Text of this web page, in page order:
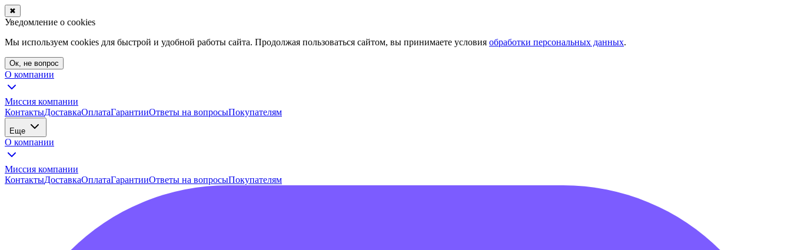
✖
Уведомление о cookies
Мы используем cookies для быстрой и удобной работы сайта. Продолжая пользоваться сайтом, вы принимаете условия обработки персональных данных.
Ок, не вопрос
О компании
Миссия компании
КонтактыДоставкаОплатаГарантииОтветы на вопросыПокупателям
Еще
О компании
Миссия компании
КонтактыДоставкаОплатаГарантииОтветы на вопросыПокупателям